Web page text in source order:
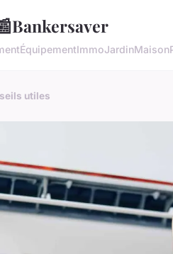
Bankersaver
ÉquipementImmoJardinMaison
utiles